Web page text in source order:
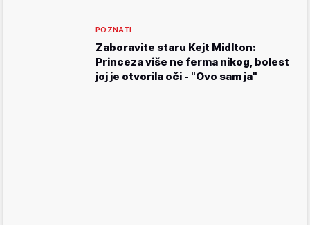
POZNATI
Zaboravite staru Kejt Midlton:
Princeza više ne ferma nikog, bolest
joj je otvorila oči - "Ovo sam ja"